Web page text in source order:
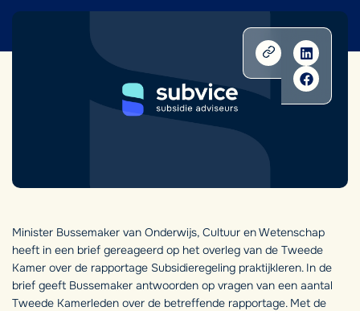
Minister Bussemaker van Onderwijs, Cultuur en Wetenschap
heeft in een brief gereageerd op het overleg van de Tweede
Kamer over de rapportage Subsidieregeling praktijkleren. In de
brief geeft Bussemaker antwoorden op vragen van een aantal
Tweede Kamerleden over de betreffende rapportage. Met de